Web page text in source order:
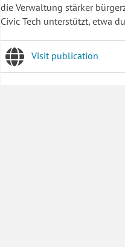
die Verwaltung stärker
Civic Tech unterstützt, etwa
Visit publication